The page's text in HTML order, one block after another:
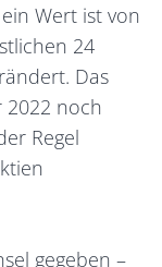
Wert ist von
24
Das
2022 noch
Regel
gegeben –